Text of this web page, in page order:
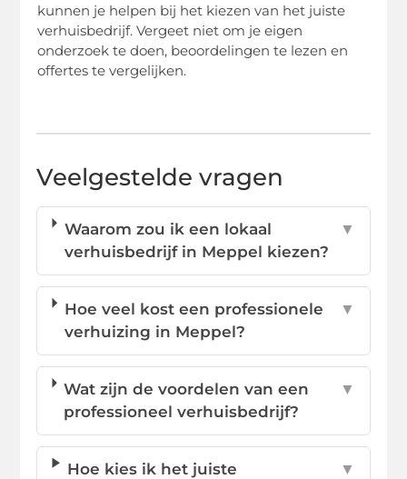
kunnen je helpen bij het kiezen van het juiste
verhuisbedrijf. Vergeet niet om je eigen
onderzoek te doen, beoordelingen te lezen en
offertes te vergelijken.
Veelgestelde vragen
Waarom zou ik een lokaal
verhuisbedrijf in Meppel kiezen?
▼
Hoe veel kost een professionele
verhuizing in Meppel?
▼
Wat zijn de voordelen van een
professioneel verhuisbedrijf?
▼
Hoe kies ik het juiste
▼